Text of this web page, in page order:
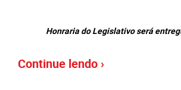
Honraria do Legislativo será
Continue lendo ›